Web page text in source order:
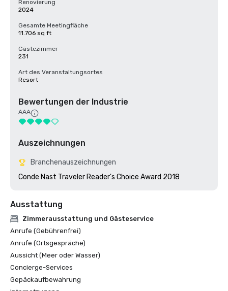
Renovierung
2024
Gesamte Meetingfläche
11.706 sq ft
Gästezimmer
231
Art des Veranstaltungsortes
Resort
Bewertungen der Industrie
AAA
Auszeichnungen
Branchenauszeichnungen
Conde Nast Traveler Reader's Choice Award 2018
Ausstattung
Zimmerausstattung und Gästeservice
Anrufe (Gebührenfrei)
Anrufe (Ortsgespräche)
Aussicht (Meer oder Wasser)
Concierge-Services
Gepäckaufbewahrung